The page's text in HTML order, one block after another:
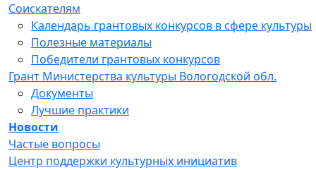
Соискателям
Календарь грантовых конкурсов в сфере культуры
Полезные материалы
Победители грантовых конкурсов
Грант Министерства культуры Вологодской обл.
Документы
Лучшие практики
Новости
Частые вопросы
Центр поддержки культурных инициатив